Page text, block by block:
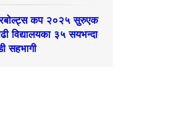
कप २०२५ सुरुएक
विद्यालयका ३५ सयभन्दा
सहभागी